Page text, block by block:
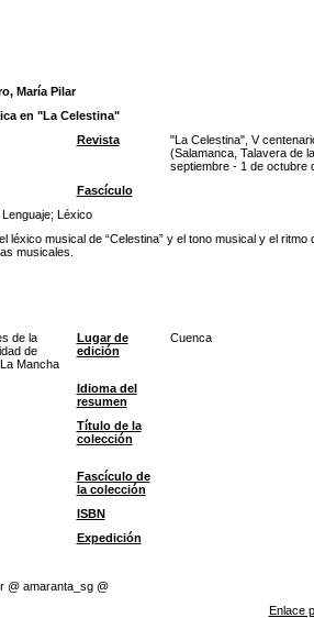
María Pilar
en "La Celestina"
Revista
"La Celestina", V
(Salamanca, Talavera de
septiembre - 1 de octubre
Fascículo
Lenguaje; Léxico
léxico musical de “Celestina” y el tono musical y el
musicales.
de la
de
Mancha
Lugar de
edición
Cuenca
Idioma del
resumen
Título de la
colección
Fascículo de
la colección
ISBN
Expedición
@ amaranta_sg @
Enlace